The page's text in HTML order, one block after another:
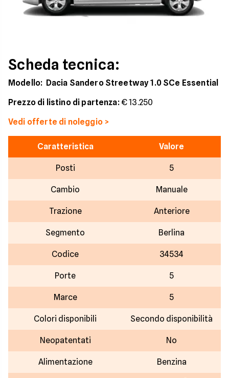
Scheda tecnica:
Modello: Dacia Sandero Streetway 1.0 SCe Essential
Prezzo di listino di partenza:€ 13.250
Vedi offerte di noleggio >
Caratteristica Valore
Posti 5
Cambio Manuale
Trazione Anteriore
Segmento Berlina
Codice 34534
Porte 5
Marce 5
Colori disponibili Secondo disponibilità
Neopatentati No
Alimentazione Benzina